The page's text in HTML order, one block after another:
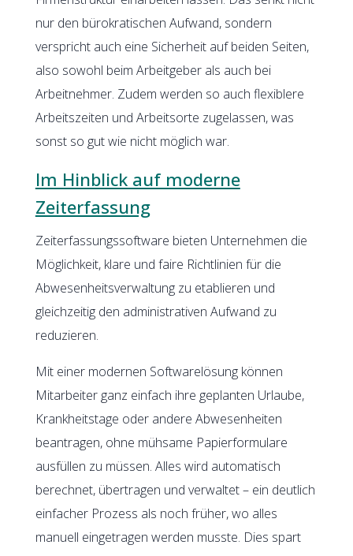
nur den bürokratischen Aufwand, sondern
verspricht auch eine Sicherheit auf beiden Seiten,
also sowohl beim Arbeitgeber als auch bei
Arbeitnehmer. Zudem werden so auch flexiblere
Arbeitszeiten und Arbeitsorte zugelassen, was
sonst so gut wie nicht möglich war.
Im Hinblick auf moderne
Zeiterfassung
Zeiterfassungssoftware bieten Unternehmen die
Möglichkeit, klare und faire Richtlinien für die
Abwesenheitsverwaltung zu etablieren und
gleichzeitig den administrativen Aufwand zu
reduzieren.
Mit einer modernen Softwarelösung können
Mitarbeiter ganz einfach ihre geplanten Urlaube,
Krankheitstage oder andere Abwesenheiten
beantragen, ohne mühsame Papierformulare
ausfüllen zu müssen. Alles wird automatisch
berechnet, übertragen und verwaltet – ein deutlich
einfacher Prozess als noch früher, wo alles
manuell eingetragen werden musste. Dies spart